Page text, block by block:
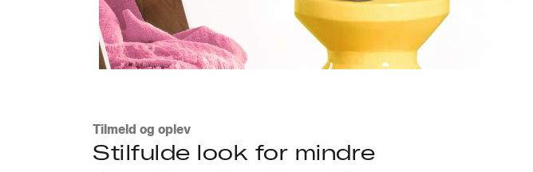
Tilmeld og oplev
Stilfulde look for mindre